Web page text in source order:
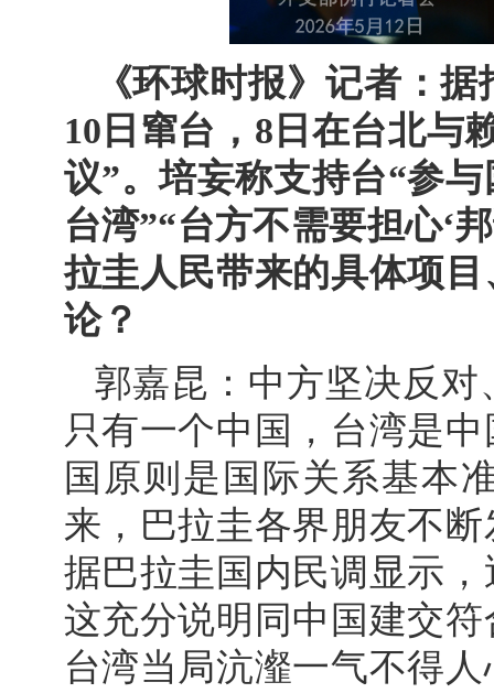
《环球时报》记者：
10日窜台，8日在台北与
议”。培妄称支持台“参
台湾”“台方不需要担心‘
拉圭人民带来的具体项
论？
郭嘉昆：中方坚决反
只有一个中国，台湾是
国原则是国际关系基本
来，巴拉圭各界朋友不
据巴拉圭国内民调显示
这充分说明同中国建交
台湾当局沆瀣一气不得